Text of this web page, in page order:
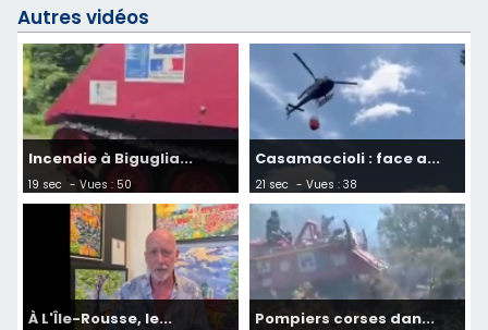
Autres vidéos
Incendie à Biguglia...
19 sec - Vues : 50
Casamaccioli : face a...
21 sec - Vues : 38
À L'Île-Rousse, le... Pompiers corses dan...